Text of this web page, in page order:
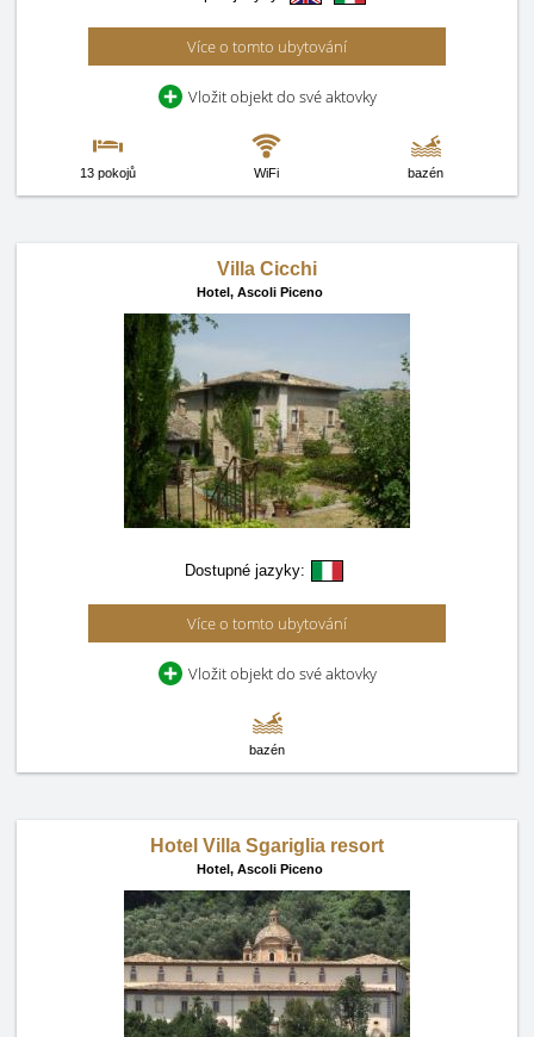
Více o tomto ubytování
Vložit objekt do své aktovky
13 pokojů WiFi bazén
Villa Cicchi
Hotel, Ascoli Piceno
Dostupné jazyky:
Více o tomto ubytování
Vložit objekt do své aktovky
bazén
Hotel Villa Sgariglia resort
Hotel, Ascoli Piceno